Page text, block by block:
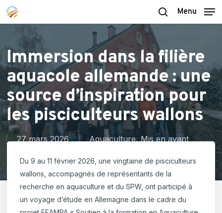
Skip
content
search
Menu
Immersion dans la filière
aquacole allemande : une
source d’inspiration pour
les pisciculteurs wallons
27 mars 2026 Aquaculture,Mis en avant
Du 9 au 11 février 2026, une vingtaine de pisciculteurs
wallons, accompagnés de représentants de la
recherche en aquaculture et du SPW, ont participé à
un voyage d’étude en Allemagne dans le cadre du